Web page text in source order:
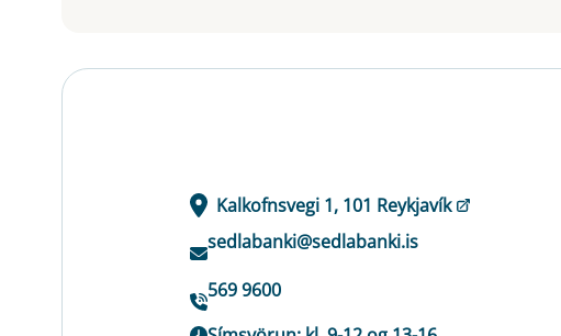
Kalkofnsvegi 1, 101 Reykjavík
sedlabanki@sedlabanki.is
569 9600